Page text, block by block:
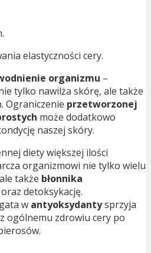
elastyczności cery.
organizmu –
tylko nawilża skórę, ale także
Ograniczenie przetworzonej
może dodatkowo
naszej skóry.
diety większej ilości
organizmowi nie tylko wielu
także błonnika
detoksykację.
w antyoksydantysprzyja
ogólnemu zdrowiu cery po